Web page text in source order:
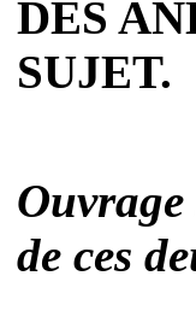
DES
SUJET.
de ces